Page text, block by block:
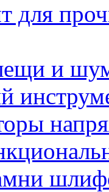
для
и